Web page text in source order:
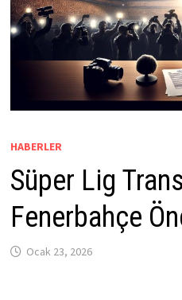
HABERLER
Süper Lig
Fenerbahçe
Ocak 23, 2026